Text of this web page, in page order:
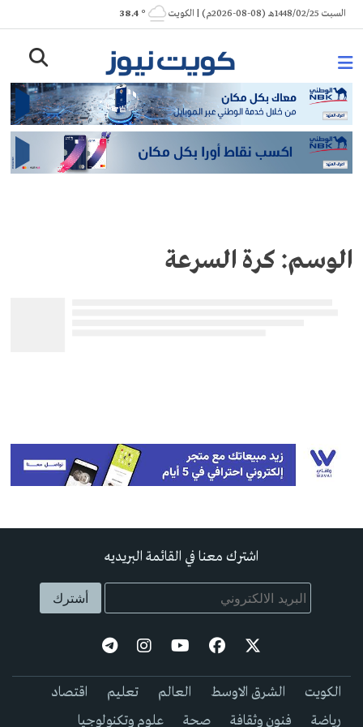
Skip
to
السبت 1448/02/25هـ (08-08-2026م) | الكويت ° 38.4
الوسم: كرة السرعة
اشترك معنا في القائمة البريديه
الكويت الشرق الاوسط العالم تعليم
اقتصاد
رياضة
فنون وثقافة صحة علوم وتكنولوجيا